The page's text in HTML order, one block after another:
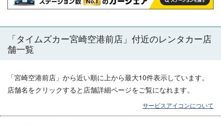
「タイムズカー宮崎空港前店 」付近のレンタカー店
舗一覧
「宮崎空港前店 」から近い順に上から最大10件表示しています。
店舗名をクリックすると店舗詳細ページをご覧になれます。
サービスアイコンについて